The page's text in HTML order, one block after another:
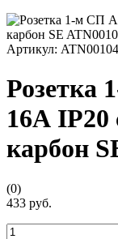
Артикул:
Розетка
16А IP20
карбон
(0)
433 руб.